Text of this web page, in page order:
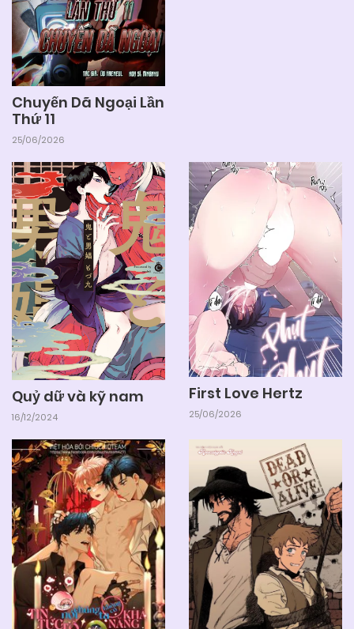
Chapter 25 03/06/2025
Chapter 24 03/06/2025
Chapter 23
Chapter 22 03/06/2025
Chapter 21 03/06/2025
Chapter 20 03/06/2025
Chapter 19 03/06/2025
Chapter 18
Chapter 17 03/06/2025
Chapter 16 03/06/2025
Chapter 15 03/06/2025
Chuyến Dã Ngoại Lần
Thứ 11
25/06/2026
Quỷ dữ và kỹ nam
16/12/2024
First Love Hertz
25/06/2026